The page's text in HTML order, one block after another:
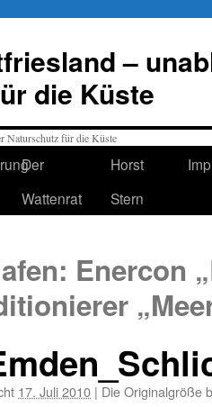
–
die Küste
Der
Wattenrat
Horst
Stern
Enercon
17. Juli 2010 | Die Originalgröße